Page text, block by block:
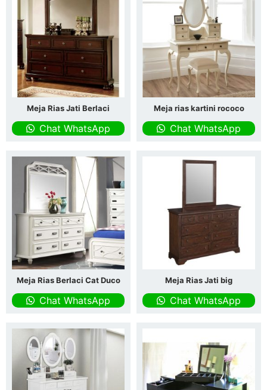
Meja Rias Jati Berlaci
Chat WhatsApp
Meja rias kartini rococo
Chat WhatsApp
Meja Rias Berlaci Cat Duco
Chat WhatsApp
Meja Rias Jati big
Chat WhatsApp